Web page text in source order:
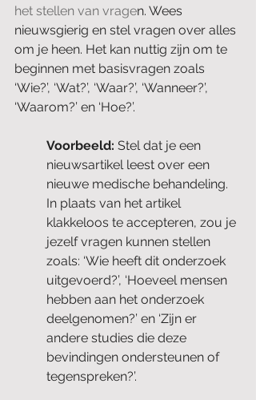
het stellen van vragen. Wees
nieuwsgierig en stel vragen over alles
om je heen. Het kan nuttig zijn om te
beginnen met basisvragen zoals
‘Wie?’, ‘Wat?’, ‘Waar?’, ‘Wanneer?’,
‘Waarom?’ en ‘Hoe?’.
Voorbeeld: Stel dat je een
nieuwsartikel leest over een
nieuwe medische behandeling.
In plaats van het artikel
klakkeloos te accepteren, zou je
jezelf vragen kunnen stellen
zoals: ‘Wie heeft dit onderzoek
uitgevoerd?’, ‘Hoeveel mensen
hebben aan het onderzoek
deelgenomen?’ en ‘Zijn er
andere studies die deze
bevindingen ondersteunen of
tegenspreken?’.